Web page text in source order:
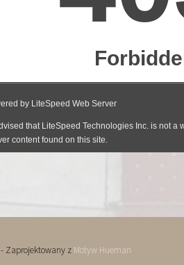
- Zaprojektowany z Motyw Hueman